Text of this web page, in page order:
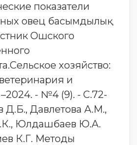
показатели
овец басымдылық
Ошского
хозяйство:
и
- №4 (9). - С.72-
Д.Б., Давлетова А.М.,
Юлдашбаев Ю.А.
К.Г. Методы